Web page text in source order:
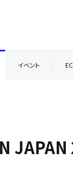
イベント EC